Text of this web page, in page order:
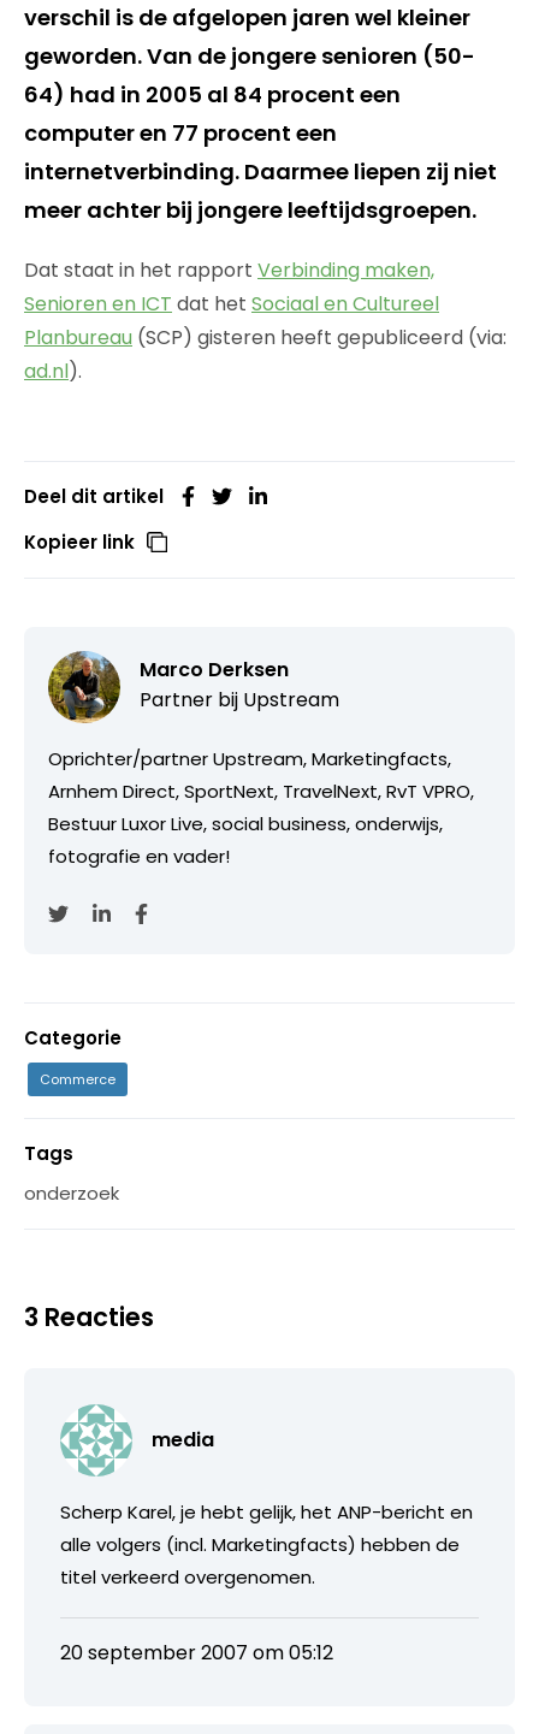
verschil is de afgelopen jaren wel kleiner
geworden. Van de jongere senioren (50-
64) had in 2005 al 84 procent een
computer en 77 procent een
internetverbinding. Daarmee liepen zij niet
meer achter bij jongere leeftijdsgroepen.
Dat staat in het rapport Verbinding maken,
Senioren en ICT dat het Sociaal en Cultureel
Planbureau (SCP) gisteren heeft gepubliceerd (via:
ad.nl).
Deel dit artikel
Kopieer link
Marco Derksen
Partner bij Upstream
Oprichter/partner Upstream, Marketingfacts,
Arnhem Direct, SportNext, TravelNext, RvT VPRO,
Bestuur Luxor Live, social business, onderwijs,
fotografie en vader!
Categorie
Commerce
Tags
onderzoek
3 Reacties
media
Scherp Karel, je hebt gelijk, het ANP-bericht en
alle volgers (incl. Marketingfacts) hebben de
titel verkeerd overgenomen.
20 september 2007 om 05:12